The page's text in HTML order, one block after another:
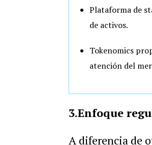
Plataforma de
de activos.
Tokenomics
atención del
3.Enfoque
A diferencia de